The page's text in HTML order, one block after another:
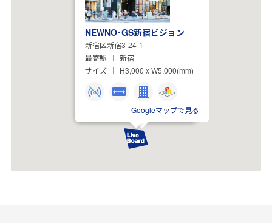
NEWNO･GS新宿ビジョン
新宿区新宿3-24-1
最寄駅
新宿
サイズ
H3,000 x W5,000(mm)
Googleマップで見る